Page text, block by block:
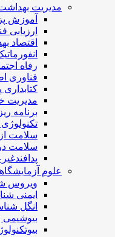
مدیریت
آموزش
ارزیابی
اقتصاد
رفاه
فناوری
مديريت
برنامه
سلامت
سلامت در
علوم
ویروس
ایمنی
انگل
بیوشیمی